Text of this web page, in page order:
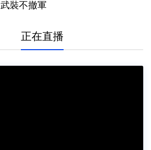
武裝不撤軍
正在直播